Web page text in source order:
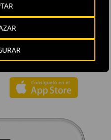
APP
acceso inmediato a toda la
informativos, ofertas de
para el inversor.